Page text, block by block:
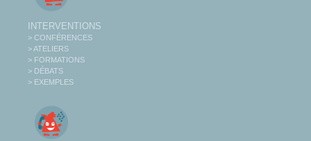
INTERVENTIONS
> CONFÉRENCES
> ATELIERS
> FORMATIONS
> DÉBATS
> EXEMPLES